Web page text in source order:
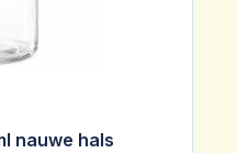
van 5 van 5 sterren
nauwe hals